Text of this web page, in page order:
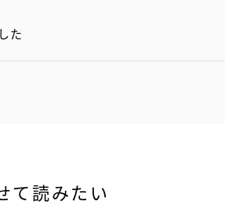
た
て読みたい